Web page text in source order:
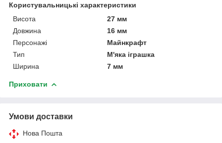
Користувальницькі характеристики
Висота
27 мм
Довжина
16 мм
Персонажі
Майнкрафт
Тип
М'яка іграшка
Ширина
7 мм
Приховати
Умови доставки
Нова Пошта